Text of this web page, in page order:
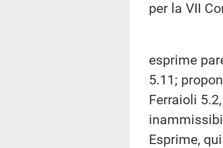
per la VII
esprime
5.11;
Ferraioli
Esprime,